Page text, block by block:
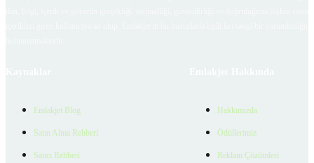
Emlakjet Blog
Satın Alma Rehberi
Satıcı Rehberi
Hakkımızda
Ödüllerimiz
Reklam Çözümleri